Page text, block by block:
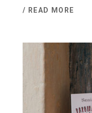
/ READ MORE